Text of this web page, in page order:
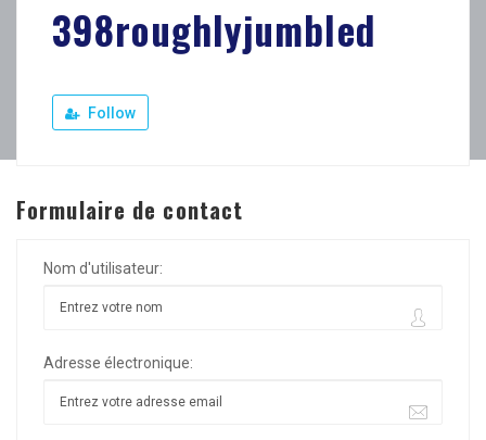
398roughlyjumbled
Follow
Formulaire de contact
Nom d'utilisateur:
Adresse électronique: